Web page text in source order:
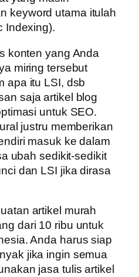
keyword utama itulah
Indexing).
konten yang Anda
miring tersebut
apa itu LSI, dsb
saja artikel blog
untuk SEO.
justru memberikan
masuk ke dalam
ubah sedikit-sedikit
dan LSI jika dirasa
artikel murah
dari 10 ribu untuk
Anda harus siap
jika ingin semua
jasa tulis artikel